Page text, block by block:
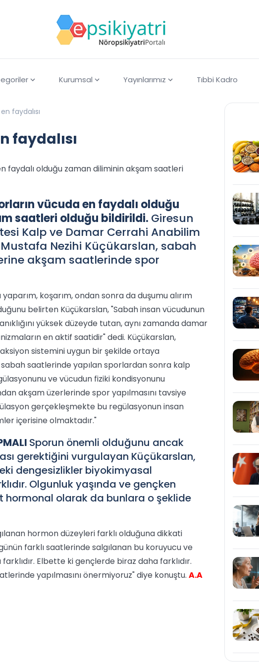
Kurumsal Yayınlarımız Tıbbi Kadro
faydalısı
faydalısı
faydalı olduğu zaman diliminin akşam saatleri
vücuda en faydalı olduğu
saatleri olduğu bildirildi. Giresun
Kalp ve Damar Cerrahi Anabilim
Mustafa Nezihi Küçükarslan, sabah
akşam saatlerinde spor
koşarım, ondan sonra da duşumu alırım
belirten Küçükarslan, "Sabah insan vücudunun
yüksek düzeyde tutan, aynı zamanda damar
en aktif saatidir" dedi. Küçükarslan,
sistemini uygun bir şekilde ortaya
sabah saatlerinde yapılan sporlardan sonra kalp
ve vücudun fiziki kondisyonunu
akşam üzerlerinde spor yapılmasını tavsiye
gerçekleşmekte bu regülasyonun insan
içerisine olmaktadır."
Sporun önemli olduğunu ancak
gerektiğini vurgulayan Küçükarslan,
dengesizlikler biyokimyasal
Olgunluk yaşında ve gençken
hormonal olarak da bunlara o şeklide
hormon düzeyleri farklı olduğuna dikkati
farklı saatlerinde salgılanan bu koruyucu ve
Elbette ki gençlerde biraz daha farklıdır.
yapılmasını önermiyoruz" diye konuştu. A.A